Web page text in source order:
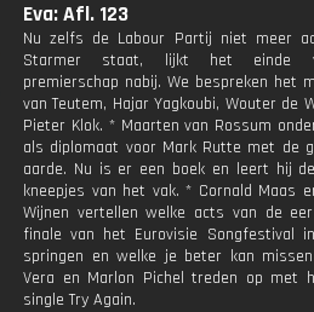
Eva: Afl. 123
Nu zelfs de Labour Partij niet meer
Starmer staat, lijkt het einde
premierschap nabij. We bespreken het
van Teutem, Hajar Yagkoubi, Wouter de
Pieter Klok. * Maarten van Rossum
als diplomaat voor Mark Rutte met de
aarde. Nu is er een boek en leert hij
kneepjes van het vak. * Cornald Maas
Wijnen vertellen welke acts van de
finale van het Eurovisie Songfestival
springen en welke je beter kan
Vera en Marlon Pichel treden op met
single Try Again.